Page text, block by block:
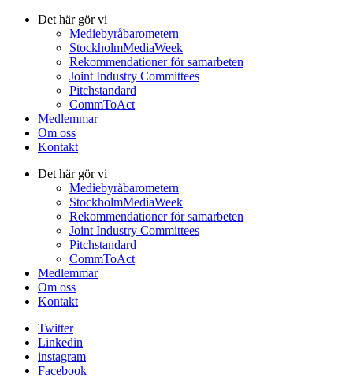
Det här gör vi
Mediebyråbarometern
StockholmMediaWeek
Rekommendationer för samarbeten
Joint Industry Committees
Pitchstandard
CommToAct
Medlemmar
Om oss
Kontakt
Det här gör vi
Mediebyråbarometern
StockholmMediaWeek
Rekommendationer för samarbeten
Joint Industry Committees
Pitchstandard
CommToAct
Medlemmar
Om oss
Kontakt
Twitter
Linkedin
instagram
Facebook